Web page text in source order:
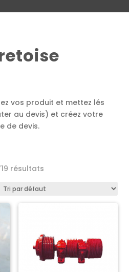
vos produit et mettez lés
au devis) et créez votre
de devis.
résultats